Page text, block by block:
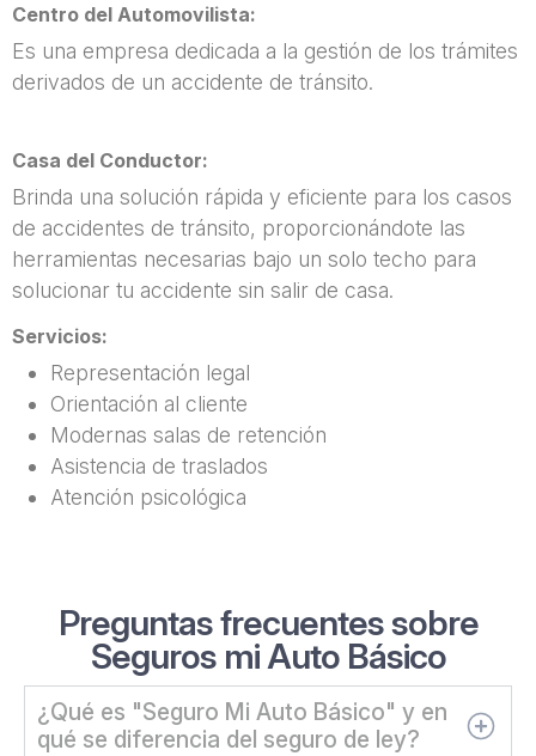
Centro del Automovilista:
Es una empresa dedicada a la gestión de los trámites
derivados de un accidente de tránsito.
Casa del Conductor:
Brinda una solución rápida y eficiente para los casos
de accidentes de tránsito, proporcionándote las
herramientas necesarias bajo un solo techo para
solucionar tu accidente sin salir de casa.
Servicios:
Representación legal
Orientación al cliente
Modernas salas de retención
Asistencia de traslados
Atención psicológica
Preguntas frecuentes sobre
Seguros mi Auto Básico
¿Qué es "Seguro Mi Auto Básico" y en
qué se diferencia del seguro de ley?